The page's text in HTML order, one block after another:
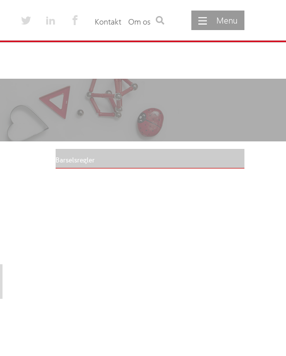
Kontakt Om os Menu
Foreningens årsmøde
Foreningens vedtægter
Udvalg under foreningen
Foreningens bestyrelse
Foreningens sekretariat
Barselsregler